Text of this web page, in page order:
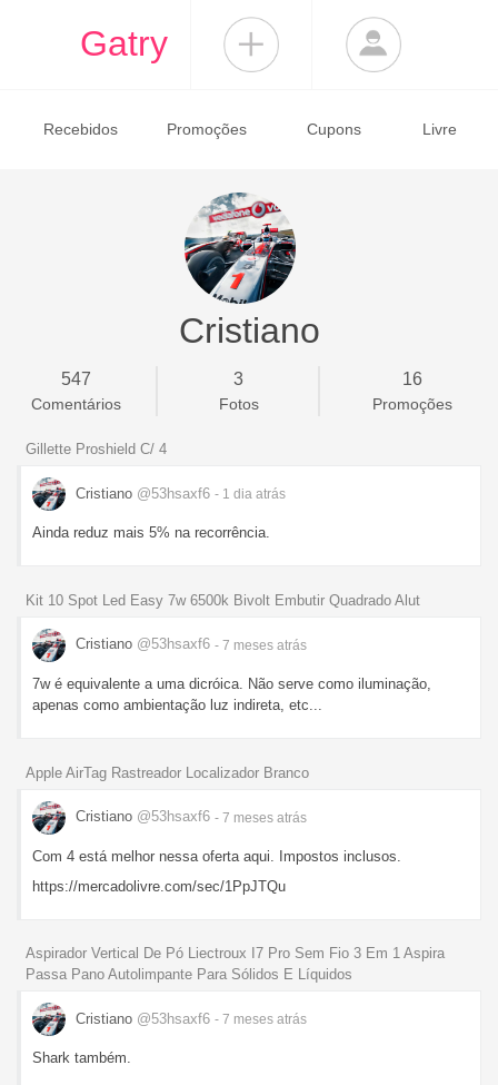
Gatry
Recebidos Promoções Cupons Livre
Cristiano
547
Comentários
3
Fotos
16
Promoções
Gillette Proshield C/ 4
Cristiano @53hsaxf6 - 1 dia atrás
Ainda reduz mais 5% na recorrência.
Kit 10 Spot Led Easy 7w 6500k Bivolt Embutir Quadrado Alut
Cristiano @53hsaxf6 - 7 meses atrás
7w é equivalente a uma dicróica. Não serve como iluminação,
apenas como ambientação luz indireta, etc...
Apple AirTag Rastreador Localizador Branco
Cristiano @53hsaxf6 - 7 meses atrás
Com 4 está melhor nessa oferta aqui. Impostos inclusos.
https://mercadolivre.com/sec/1PpJTQu
Aspirador Vertical De Pó Liectroux I7 Pro Sem Fio 3 Em 1 Aspira
Passa Pano Autolimpante Para Sólidos E Líquidos
Cristiano @53hsaxf6 - 7 meses atrás
Shark também.